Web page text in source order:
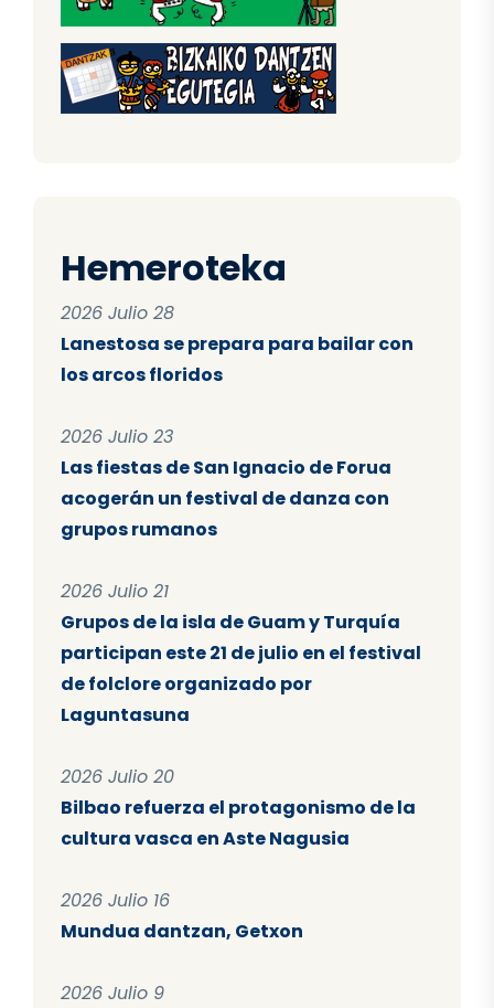
Hemeroteka
2026 Julio 28
Lanestosa se prepara para bailar con
los arcos floridos
2026 Julio 23
Las fiestas de San Ignacio de Forua
acogerán un festival de danza con
grupos rumanos
2026 Julio 21
Grupos de la isla de Guam y Turquía
participan este 21 de julio en el festival
de folclore organizado por
Laguntasuna
2026 Julio 20
Bilbao refuerza el protagonismo de la
cultura vasca en Aste Nagusia
2026 Julio 16
Mundua dantzan, Getxon
2026 Julio 9